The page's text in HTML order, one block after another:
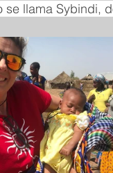
llama Sybindi,